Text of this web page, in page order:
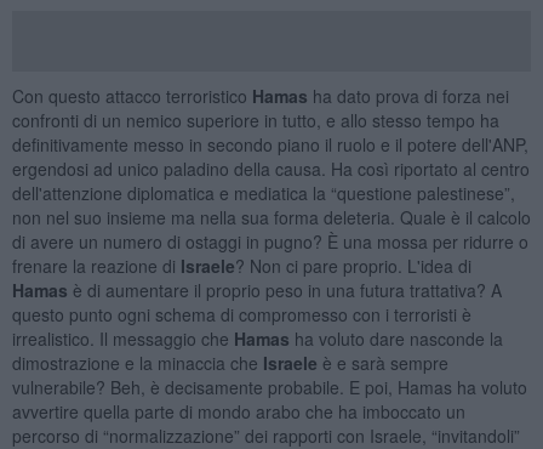
Con questo attacco terroristico Hamas ha dato prova di forza nei
confronti di un nemico superiore in tutto, e allo stesso tempo ha
definitivamente messo in secondo piano il ruolo e il potere dell'ANP,
ergendosi ad unico paladino della causa. Ha così riportato al centro
dell'attenzione diplomatica e mediatica la “questione palestinese”,
non nel suo insieme ma nella sua forma deleteria. Quale è il calcolo
di avere un numero di ostaggi in pugno? È una mossa per ridurre o
frenare la reazione di Israele? Non ci pare proprio. L'idea di
Hamas è di aumentare il proprio peso in una futura trattativa? A
questo punto ogni schema di compromesso con i terroristi è
irrealistico. Il messaggio che Hamas ha voluto dare nasconde la
dimostrazione e la minaccia che Israele è e sarà sempre
vulnerabile? Beh, è decisamente probabile. E poi, Hamas ha voluto
avvertire quella parte di mondo arabo che ha imboccato un
percorso di “normalizzazione” dei rapporti con Israele, “invitandoli”